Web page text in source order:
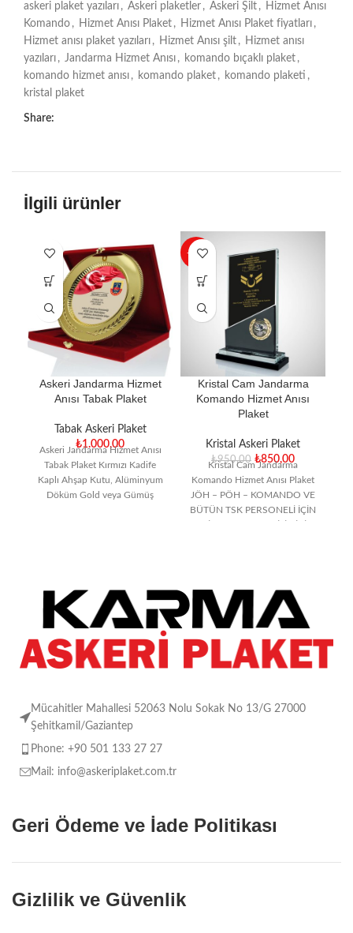
askeri plaket yazıları , Askeri plaketler , Askeri Şilt , Hizmet Anısı
Komando , Hizmet Anısı Plaket , Hizmet Anısı Plaket fiyatları ,
Hizmet anısı plaket yazıları , Hizmet Anısı şilt , Hizmet anısı
yazıları , Jandarma Hizmet Anısı , komando bıçaklı plaket ,
komando hizmet anısı , komando plaket , komando plaketi ,
kristal plaket
Share:
İlgili ürünler
Askeri Jandarma Hizmet
Anısı Tabak Plaket
Tabak Askeri Plaket
₺1.000,00
Askeri Jandarma Hizmet Anısı
Tabak Plaket Kırmızı Kadife
Kaplı Ahşap Kutu, Alüminyum
Döküm Gold veya Gümüş
-11%
Kristal Cam Jandarma
Komando Hizmet Anısı
Plaket
Kristal Askeri Plaket
₺950,00 ₺850,00
Kristal Cam Jandarma
Komando Hizmet Anısı Plaket
JÖH – PÖH – KOMANDO VE
BÜTÜN TSK PERSONELİ İÇİN
Mücahitler Mahallesi 52063 Nolu Sokak No 13/G 27000
Şehitkamil/Gaziantep
Phone: +90 501 133 27 27
Mail: info@askeriplaket.com.tr
Geri Ödeme ve İade Politikası
Gizlilik ve Güvenlik